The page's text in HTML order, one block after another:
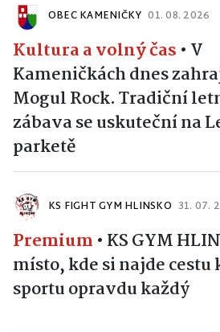
OBEC KAMENIČKY 01. 08. 2026
Kultura a volný čas • V
Kameničkách dnes
Mogul Rock. Tradiční
zábava se uskuteční na
parketě
KS FIGHT GYM HLINSKO 31. 07.
Premium • KS GYM
místo, kde si najde cestu
sportu opravdu každý